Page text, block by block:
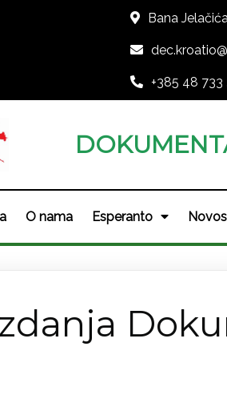
Bana
+385 48 733
O nama Esperanto